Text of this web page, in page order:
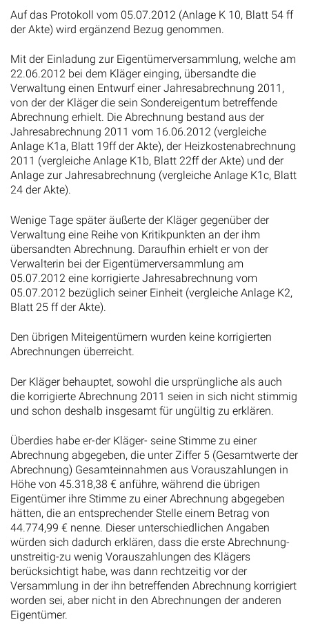
Auf das Protokoll vom 05.07.2012 (Anlage K 10, Blatt 54 ff
der Akte) wird ergänzend Bezug genommen.
Mit der Einladung zur Eigentümerversammlung, welche am
22.06.2012 bei dem Kläger einging, übersandte die
Verwaltung einen Entwurf einer Jahresabrechnung 2011,
von der der Kläger die sein Sondereigentum betreffende
Abrechnung erhielt. Die Abrechnung bestand aus der
Jahresabrechnung 2011 vom 16.06.2012 (vergleiche
Anlage K1a, Blatt 19ff der Akte), der Heizkostenabrechnung
2011 (vergleiche Anlage K1b, Blatt 22ff der Akte) und der
Anlage zur Jahresabrechnung (vergleiche Anlage K1c, Blatt
24 der Akte).
Wenige Tage später äußerte der Kläger gegenüber der
Verwaltung eine Reihe von Kritikpunkten an der ihm
übersandten Abrechnung. Daraufhin erhielt er von der
Verwalterin bei der Eigentümerversammlung am
05.07.2012 eine korrigierte Jahresabrechnung vom
05.07.2012 bezüglich seiner Einheit (vergleiche Anlage K2,
Blatt 25 ff der Akte).
Den übrigen Miteigentümern wurden keine korrigierten
Abrechnungen überreicht.
Der Kläger behauptet, sowohl die ursprüngliche als auch
die korrigierte Abrechnung 2011 seien in sich nicht stimmig
und schon deshalb insgesamt für ungültig zu erklären.
Überdies habe er-der Kläger- seine Stimme zu einer
Abrechnung abgegeben, die unter Ziffer 5 (Gesamtwerte der
Abrechnung) Gesamteinnahmen aus Vorauszahlungen in
Höhe von 45.318,38 € anführe, während die übrigen
Eigentümer ihre Stimme zu einer Abrechnung abgegeben
hätten, die an entsprechender Stelle einem Betrag von
44.774,99 € nenne. Dieser unterschiedlichen Angaben
würden sich dadurch erklären, dass die erste Abrechnung-
unstreitig-zu wenig Vorauszahlungen des Klägers
berücksichtigt habe, was dann rechtzeitig vor der
Versammlung in der ihn betreffenden Abrechnung korrigiert
worden sei, aber nicht in den Abrechnungen der anderen
Eigentümer.